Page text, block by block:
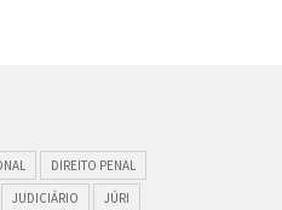
DIREITO PENAL
JUDICIÁRIO
JÚRI